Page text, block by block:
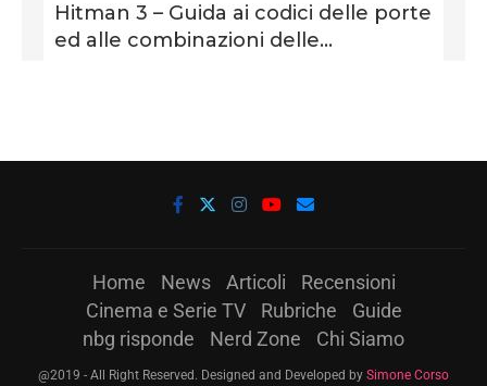
Hitman 3 – Guida ai codici delle porte
ed alle combinazioni delle...
Home News Articoli
Recensioni
Cinema e Serie TV
Rubriche
Guide
nbg risponde
Nerd Zone Chi Siamo
@2019 - All Right Reserved. Designed and Developed by Simone Corso